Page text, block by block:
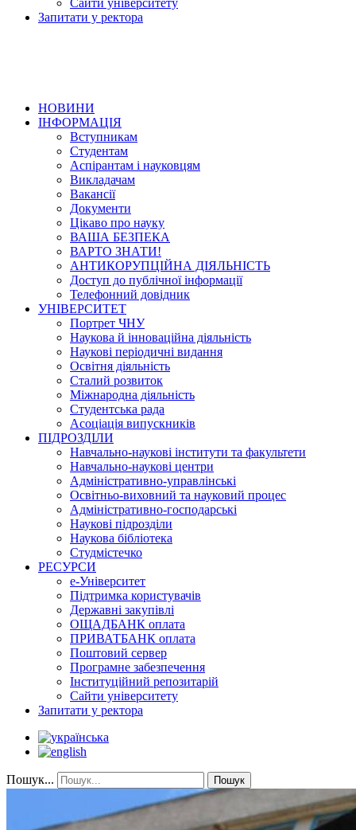
Запитати у ректора
НОВИНИ
ІНФОРМАЦІЯ
Вступникам
Студентам
Аспірантам і науковцям
Викладачам
Вакансії
Документи
Цікаво про науку
ВАША БЕЗПЕКА
ВАРТО ЗНАТИ!
АНТИКОРУПЦІЙНА ДІЯЛЬНІСТЬ
Доступ до публічної інформації
Телефонний довідник
УНІВЕРСИТЕТ
Портрет ЧНУ
Наукова й інноваційна діяльність
Наукові періодичні видання
Освітня діяльність
Сталий розвиток
Міжнародна діяльність
Студентська рада
Асоціація випускників
ПІДРОЗДІЛИ
Навчально-наукові інститути та факультети
Навчально-наукові центри
Адміністративно-управлінські
Освітньо-виховний та науковий процес
Адміністративно-господарські
Наукові підрозділи
Наукова бібліотека
Студмістечко
РЕСУРСИ
е-Університет
Підтримка користувачів
Державні закупівлі
ОЩАДБАНК оплата
ПРИВАТБАНК оплата
Поштовий сервер
Програмне забезпечення
Інституційний репозитарій
Сайти університету
Запитати у ректора
Пошук... Пошук